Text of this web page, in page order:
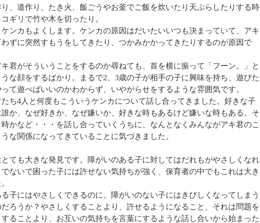
、道作り、たき火、飯ごうやお釜でご飯を炊いたり天ぷらしたりする時
ギリで竹や木を切ったり。
ンカもよくします。ケンカの原因はだいたいいつも決まっていて、アキ
ずに突然すもうをしてきたり、つかみかかってきたりするのが原因で
君がそういうことをするのか尋ねても、首を横に振って「フーン。」と
な顔をするばかり。まるで2、3歳の子が相手の子に興味を持ち、遊びた
て遊べばいいのかわからず、いやがらせをするような雰囲気です。
ち4人と何度もこういうケンカについて話し合ってきました。好きな子
か、なぜ好きか、なぜ嫌いか、好きな時もあるけど嫌いな時もある。そ
かなど・・・を話し合っていくうちに、なんとなくみんながアキ君のこ
な関係になってきていることに気づきました。
ても大きな発見です。障がいのある子に対してはだれもがやさしくなれ
ないで困った子には許せない気持ちが強く、保育者の中でもこれは大き
子にはやさしくできるのに、障がいのない子にはきびしくなってしまう
ろうか？やさしくすることより、許せるようになること、それは問題を
ることより、お互いの気持ちを言葉にするような話し合いから始まった